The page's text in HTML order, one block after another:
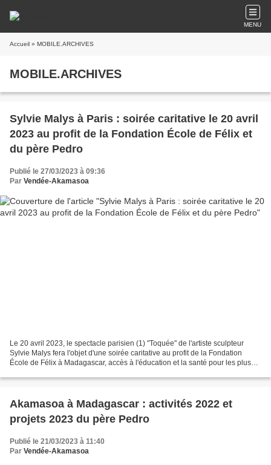
MENU
Accueil » MOBILE.ARCHIVES
MOBILE.ARCHIVES
Sylvie Malys à Paris : soirée caritative le 20 avril
2023 au profit de la Fondation École de Félix et
du père Pedro
Publié le 27/03/2023 à 09:36
Par Vendée-Akamasoa
Le 20 avril 2023, le spectacle parisien (1) "Toquée" de l'artiste sculpteur
Sylvie Malys fera l'objet d'une soirée caritative au profit de la Fondation
École de Félix à Madagascar, accès à l'éducation et la santé pour les plus
Akamasoa à Madagascar : activités 2022 et
projets 2023 du père Pedro
Publié le 21/03/2023 à 11:40
Par Vendée-Akamasoa